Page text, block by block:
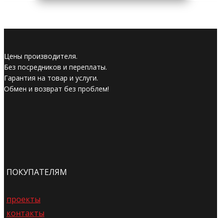
Цены производителя.
Без посредников и переплаты.
Гарантия на товар и услуги.
Обмен и возврат без проблем!
ПОКУПАТЕЛЯМ
проекты
контакты